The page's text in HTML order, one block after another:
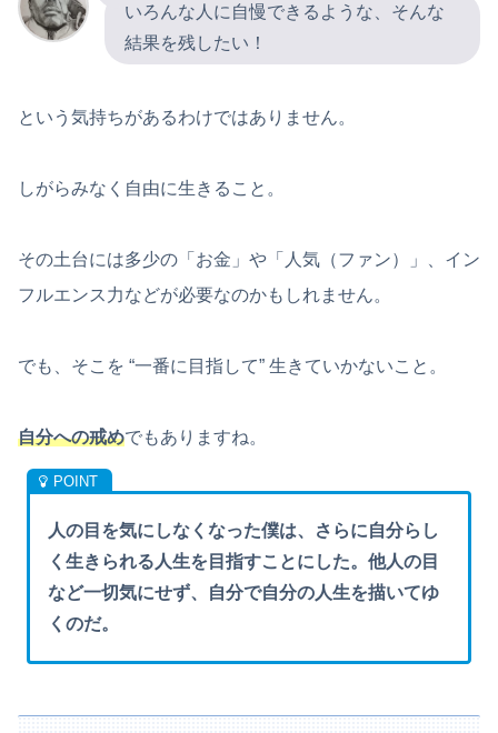
いろんな人に自慢できるような、そんな
結果を残したい！
という気持ちがあるわけではありません。
しがらみなく自由に生きること。
その土台には多少の「お金」や「人気（ファン）」、イン
フルエンス力などが必要なのかもしれません。
でも、そこを “一番に目指して” 生きていかないこと。
自分への戒めでもありますね。
人の目を気にしなくなった僕は、さらに自分らし
く生きられる人生を目指すことにした。他人の目
など一切気にせず、自分で自分の人生を描いてゆ
くのだ。